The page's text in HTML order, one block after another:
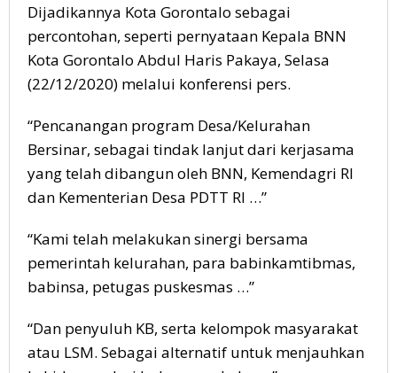
Dijadikannya Kota Gorontalo sebagai
percontohan, seperti pernyataan Kepala BNN
Kota Gorontalo Abdul Haris Pakaya, Selasa
(22/12/2020) melalui konferensi pers.
“Pencanangan program Desa/Kelurahan
Bersinar, sebagai tindak lanjut dari kerjasama
yang telah dibangun oleh BNN, Kemendagri RI
dan Kementerian Desa PDTT RI …”
“Kami telah melakukan sinergi bersama
pemerintah kelurahan, para babinkamtibmas,
babinsa, petugas puskesmas …”
“Dan penyuluh KB, serta kelompok masyarakat
atau LSM. Sebagai alternatif untuk menjauhkan